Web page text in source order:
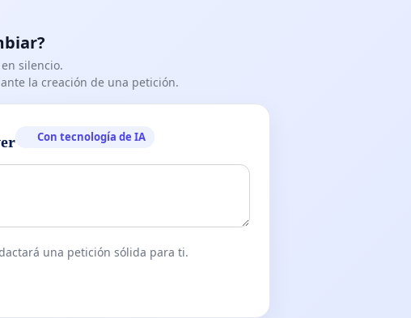
silencio.
la creación de una petición.
Con tecnología de IA
una petición sólida para ti.